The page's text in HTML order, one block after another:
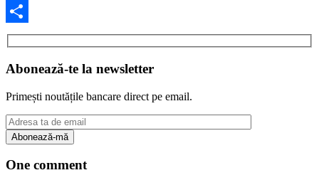
Facebook
Share
Abonează-te la newsletter
Primești noutățile bancare direct pe email.
One comment